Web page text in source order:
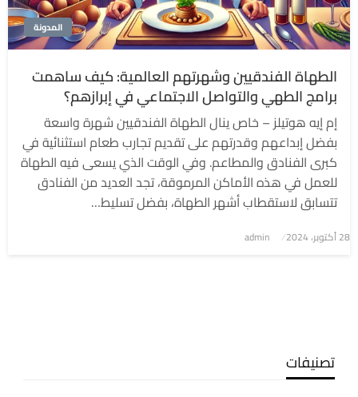
المدونة
الطهاة الفندقيين وشهرتهم العالمية: كيف ساهمت
برامج الطهي والتواصل الاجتماعي في إبرازهم؟
إم إيه هوتيلز – خاص ينال الطهاة الفندقيين شهرة واسعة
بفضل إبداعهم وقدرتهم على تقديم تجارب طعام استثنائية في
كبرى الفنادق والمطاعم. وفي الوقت الذي يسعى فيه الطهاة
للعمل في هذه الأماكن المرموقة، تجد العديد من الفنادق
تتسابق لاستقطاب أشهر الطهاة، بفضل تسليط…
نُشر
28 أكتوبر، 2024 admin
تصنيفات